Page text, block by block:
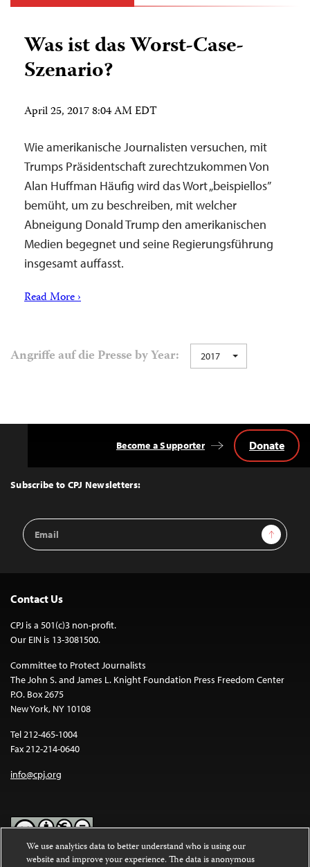
Was ist das Worst-Case-
Szenario?
April 25, 2017 8:04 AM EDT
Wie amerikanische Journalisten versuchen, mit
Trumps Präsidentschaft zurechtzukommen Von
Alan Huffman Häufig wird das Wort „beispiellos”
bemüht, um zu beschreiben, mit welcher
Abneigung Donald Trump den amerikanischen
Medien begegnet und seine Regierungsführung
insgesamt auffasst.
Read More ›
Angriffe auf die Presse by Year: 2017
Top
Subscribe to CPJ Newsletters:
Email
Address
Sign Up
Become a Supporter Donate
Contact Us
CPJ is a 501(c)3 non-profit.
Our EIN is 13-3081500.
Committee to Protect Journalists
The John S. and James L. Knight Foundation Press Freedom Center
P.O. Box 2675
New York, NY 10108
Tel 212-465-1004
Fax 212-214-0640
info@cpj.org
Except where noted, text on this website is licensed under a
We use analytics data to better understand who is using our
website and improve your experience. The data is anonymous